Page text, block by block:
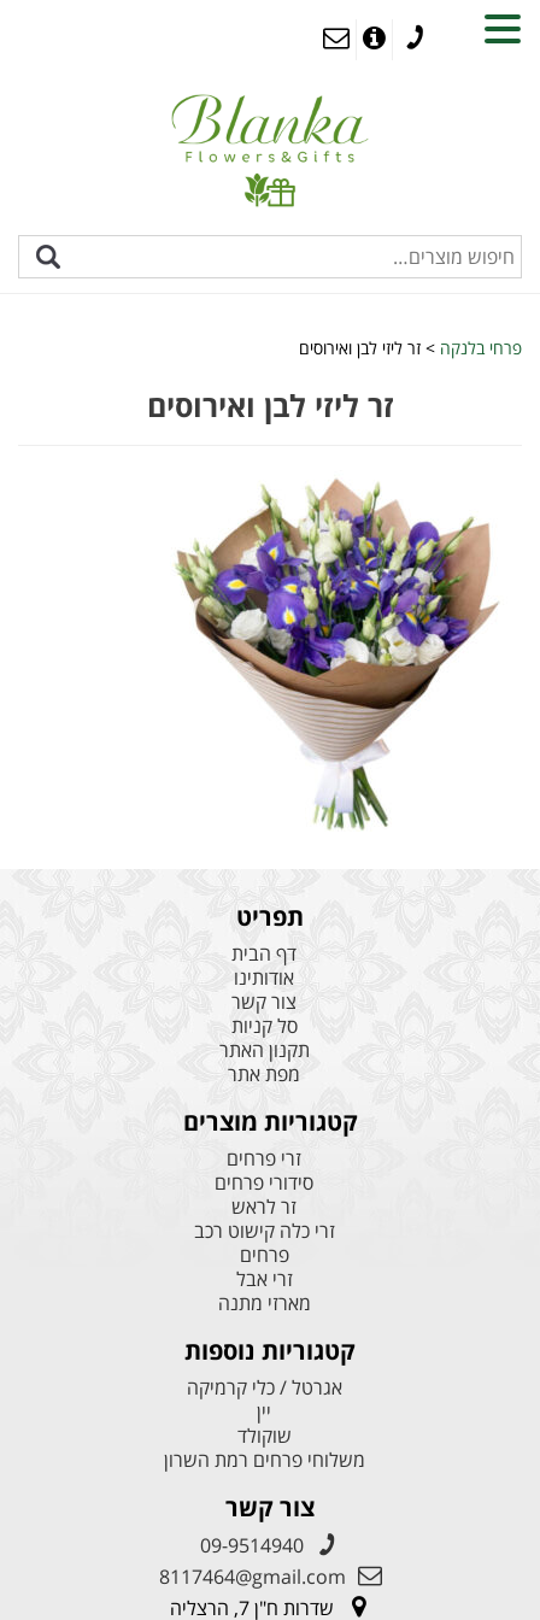
פרחי בלנקה > זר ליזי לבן ואירוסים
זר ליזי לבן ואירוסים
תפריט
דף הבית
אודותינו
צור קשר
סל קניות
תקנון האתר
מפת אתר
קטגוריות מוצרים
זרי פרחים
סידורי פרחים
זר לראש
זרי כלה קישוט רכב
פרחים
זרי אבל
מארזי מתנה
קטגוריות נוספות
אגרטל / כלי קרמיקה
יין
שוקולד
משלוחי פרחים רמת השרון
צור קשר
09-9514940
8117464@gmail.com
שדרות ח"ן 7, הרצליה